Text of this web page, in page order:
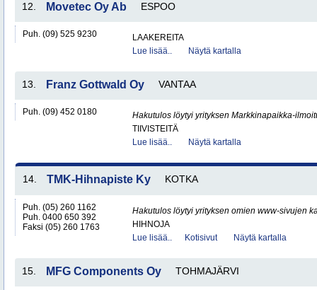
12. Movetec Oy Ab ESPOO
Puh. (09) 525 9230
LAAKEREITA
Lue lisää..
Näytä kartalla
13. Franz Gottwald Oy VANTAA
Puh. (09) 452 0180
Hakutulos löytyi yrityksen Markkinapaikka-
TIIVISTEITÄ
Lue lisää..
Näytä kartalla
14. TMK-Hihnapiste Ky KOTKA
Puh. (05) 260 1162
Puh. 0400 650 392
Faksi (05) 260 1763
Hakutulos löytyi yrityksen omien www-sivujen
HIHNOJA
Lue lisää..
Kotisivut Näytä kartalla
15. MFG Components Oy TOHMAJÄRVI